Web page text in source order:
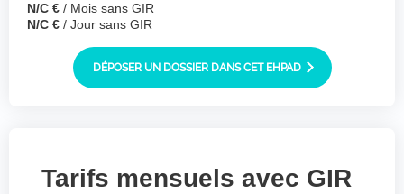
Joindre des fichiers (lettre manuscrite,
dessin, photo ..)
Déposer les
fichiers ici ou
Sélectionnez
des fichiers
N/C € / Mois sans GIR
N/C € / Jour sans GIR
DÉPOSER UN DOSSIER DANS CET EHPAD
Tarifs mensuels avec GIR